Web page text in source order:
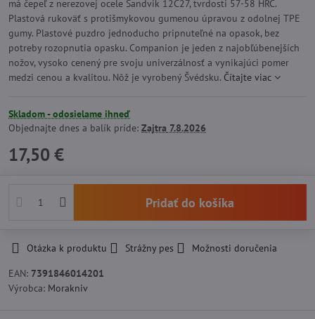
má čepeľ z nerezovej ocele Sandvik 12C27, tvrdosti 57-58 HRC.
Plastová rukoväť s protišmykovou gumenou úpravou z odolnej TPE
gumy. Plastové puzdro jednoducho pripnuteľné na opasok, bez
potreby rozopnutia opasku. Companion je jeden z najobľúbenejších
nožov, vysoko cenený pre svoju univerzálnosť a vynikajúci pomer
medzi cenou a kvalitou. Nôž je vyrobený Švédsku. Čítajte viac
Skladom - odosielame ihneď
Objednajte dnes a balík príde: Zajtra 7.8.2026
17,50 €
Pridať do košíka
Otázka k produktu Strážny pes
Možnosti doručenia
EAN: 7391846014201
Výrobca: Morakniv